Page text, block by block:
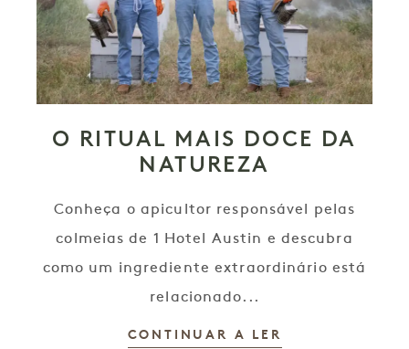
O RITUAL MAIS DOCE DA
NATUREZA
Conheça o apicultor responsável pelas
colmeias de 1 Hotel Austin e descubra
como um ingrediente extraordinário está
relacionado...
CONTINUAR A LER